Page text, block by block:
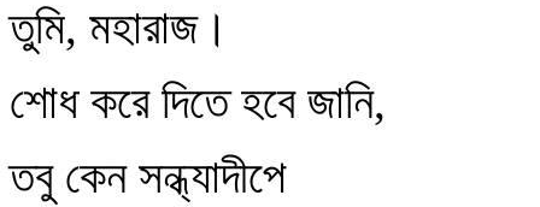
তুমি, মহারাজ।
শোধ করে দিতে হবে জানি,
তবু কেন সন্ধ্যাদীপে